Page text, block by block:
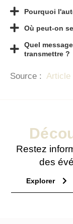
Pourquoi
Où peut-on
Quel
transmettre ?
Source : Article
Restez
des
Explorer